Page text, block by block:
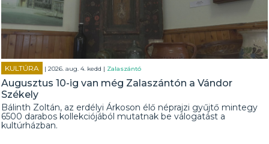
KULTÚRA | 2026. aug. 4. kedd | Zalaszántó
Augusztus 10-ig van még Zalaszántón a Vándor
Székely
Bálinth Zoltán, az erdélyi Árkoson élő néprajzi gyűjtő mintegy
6500 darabos kollekciójából mutatnak be válogatást a
kultúrházban.